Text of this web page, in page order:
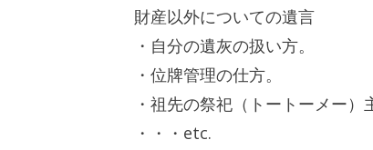
財産以外についての遺言
・自分の遺灰の扱い方。
・位牌管理の仕方。
・祖先の祭祀（トートーメー）
・・・etc.